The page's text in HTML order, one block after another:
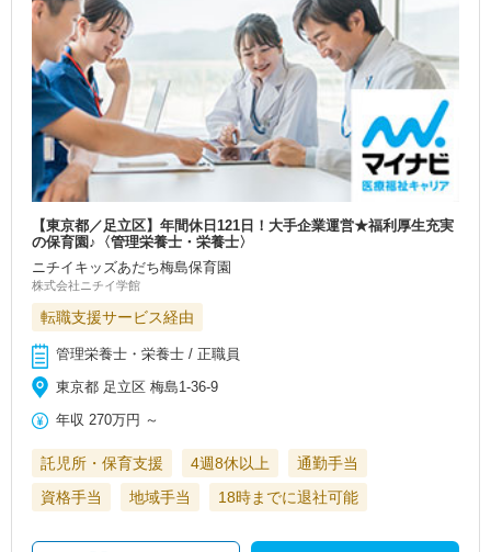
【東京都／足立区】年間休日121日！大手企業運営★福利厚生充実
の保育園♪〈管理栄養士・栄養士〉
ニチイキッズあだち梅島保育園
株式会社ニチイ学館
転職支援サービス経由
管理栄養士・栄養士 / 正職員
東京都 足立区 梅島1-36-9
年収 270万円 ～
託児所・保育支援 4週8休以上
通勤手当
資格手当
地域手当 18時までに退社可能